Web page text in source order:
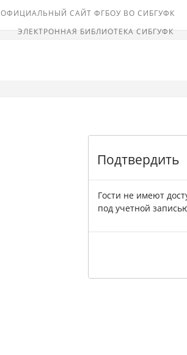
ОФИЦИАЛЬНЫЙ САЙТ ФГБОУ ВО СИБГУФК
ЭЛЕКТРОННАЯ БИБЛИОТЕКА СИБГУФК
Подтвердить
Гости не имеют
под учетной